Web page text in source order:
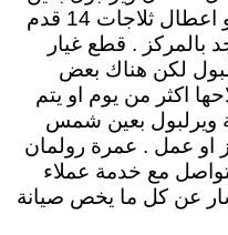
شمس مثل اعطال البوتاجاز او اعطال ثلاجات 14 قدم
يتواجد بالمركز . قطع غيار
لكن هناك بعض
اكثر من يوم او يتم
ويرلبول بعين شمس
او عمل . عمرة رولمان
مع خدمة عملاء
عن كل ما يخص صيانة